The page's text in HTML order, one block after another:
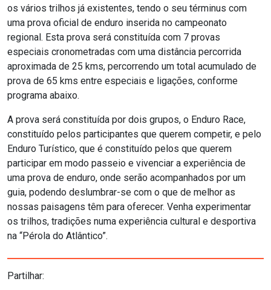
os vários trilhos já existentes, tendo o seu términus com
uma prova oficial de enduro inserida no campeonato
regional. Esta prova será constituída com 7 provas
especiais cronometradas com uma distância percorrida
aproximada de 25 kms, percorrendo um total acumulado de
prova de 65 kms entre especiais e ligações, conforme
programa abaixo.
A prova será constituída por dois grupos, o Enduro Race,
constituído pelos participantes que querem competir, e pelo
Enduro Turístico, que é constituído pelos que querem
participar em modo passeio e vivenciar a experiência de
uma prova de enduro, onde serão acompanhados por um
guia, podendo deslumbrar-se com o que de melhor as
nossas paisagens têm para oferecer. Venha experimentar
os trilhos, tradições numa experiência cultural e desportiva
na “Pérola do Atlântico”.
Partilhar: